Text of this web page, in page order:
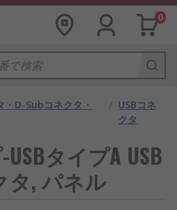
0
・D-Subコネクタ・
/ USBコネ
クタ
タイプA USB
タ, パネル